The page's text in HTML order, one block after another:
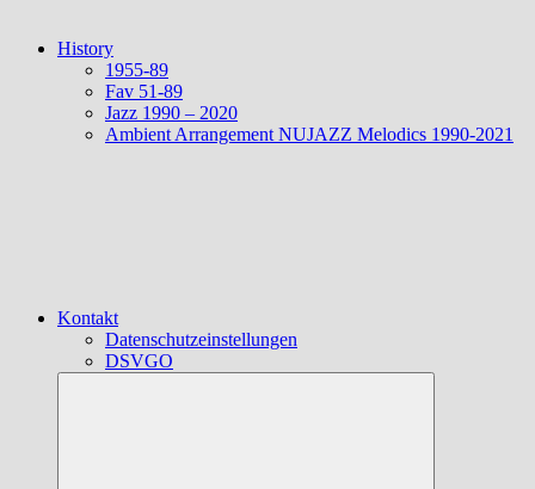
History
1955-89
Fav 51-89
Jazz 1990 – 2020
Ambient Arrangement NUJAZZ Melodics 1990-2021
Kontakt
Datenschutzeinstellungen
DSVGO